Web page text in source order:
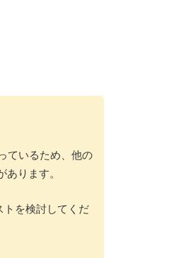
ているため、他の
ります。
を検討してくだ